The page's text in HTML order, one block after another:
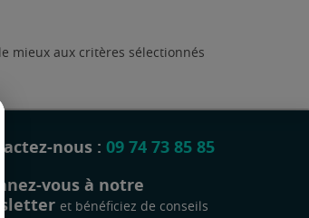
mieux aux critères sélectionnés
nous : 09 74 73 85 85
vous à notre
et bénéficiez de conseils